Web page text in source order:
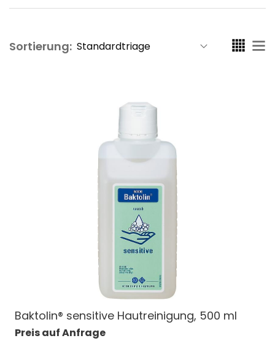
Sortierung:
Baktolin® sensitive Hautreinigung, 500 ml
Preis auf Anfrage